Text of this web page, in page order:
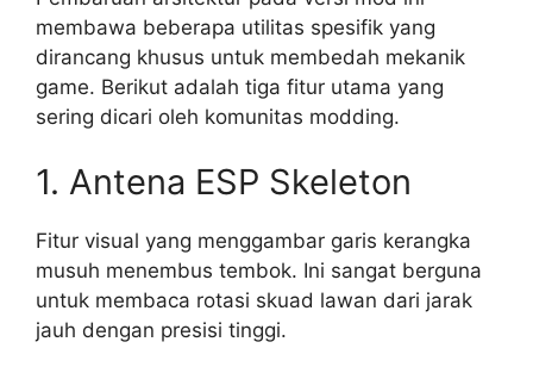
membawa beberapa utilitas spesifik yang
dirancang khusus untuk membedah mekanik
game. Berikut adalah tiga fitur utama yang
sering dicari oleh komunitas modding.
1. Antena ESP Skeleton
Fitur visual yang menggambar garis kerangka
musuh menembus tembok. Ini sangat berguna
untuk membaca rotasi skuad lawan dari jarak
jauh dengan presisi tinggi.